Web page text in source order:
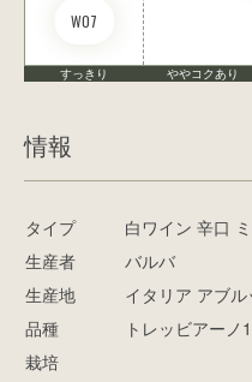
W07
すっきり ややコクあり
情報
タイプ
白ワイン 辛口
生産者
バルバ
生産地
イタリア アブ
品種
トレッビアーノ
栽培